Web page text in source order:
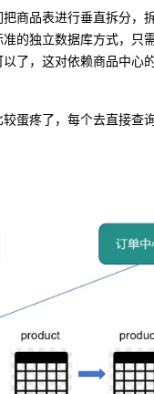
商品表进行垂直拆分，
的独立数据库方式，只
了，这对依赖商品中心
蛋疼了，每个去直接查